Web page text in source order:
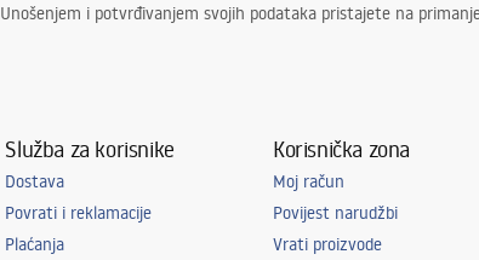
Unošenjem i potvrđivanjem svojih podataka pristajete na
Služba za korisnike
Dostava
Povrati i reklamacije
Plaćanja
Korisnička zona
Moj račun
Povijest narudžbi
Vrati proizvode